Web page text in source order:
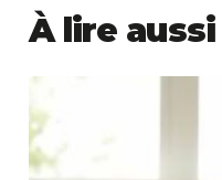
À lire aussi